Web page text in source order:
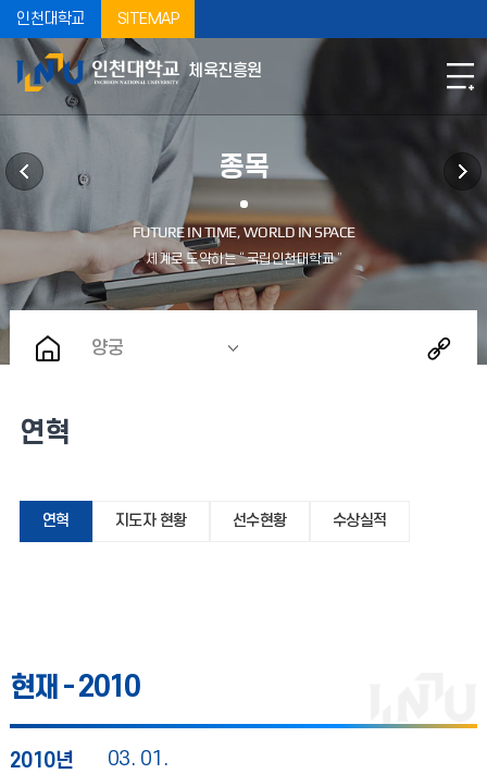
인천대학교 SITEMAP
체육진흥원
종목
양궁
연혁
연혁 지도자 현황 선수현황 수상실적
현재 -2010
2010년 03. 01.